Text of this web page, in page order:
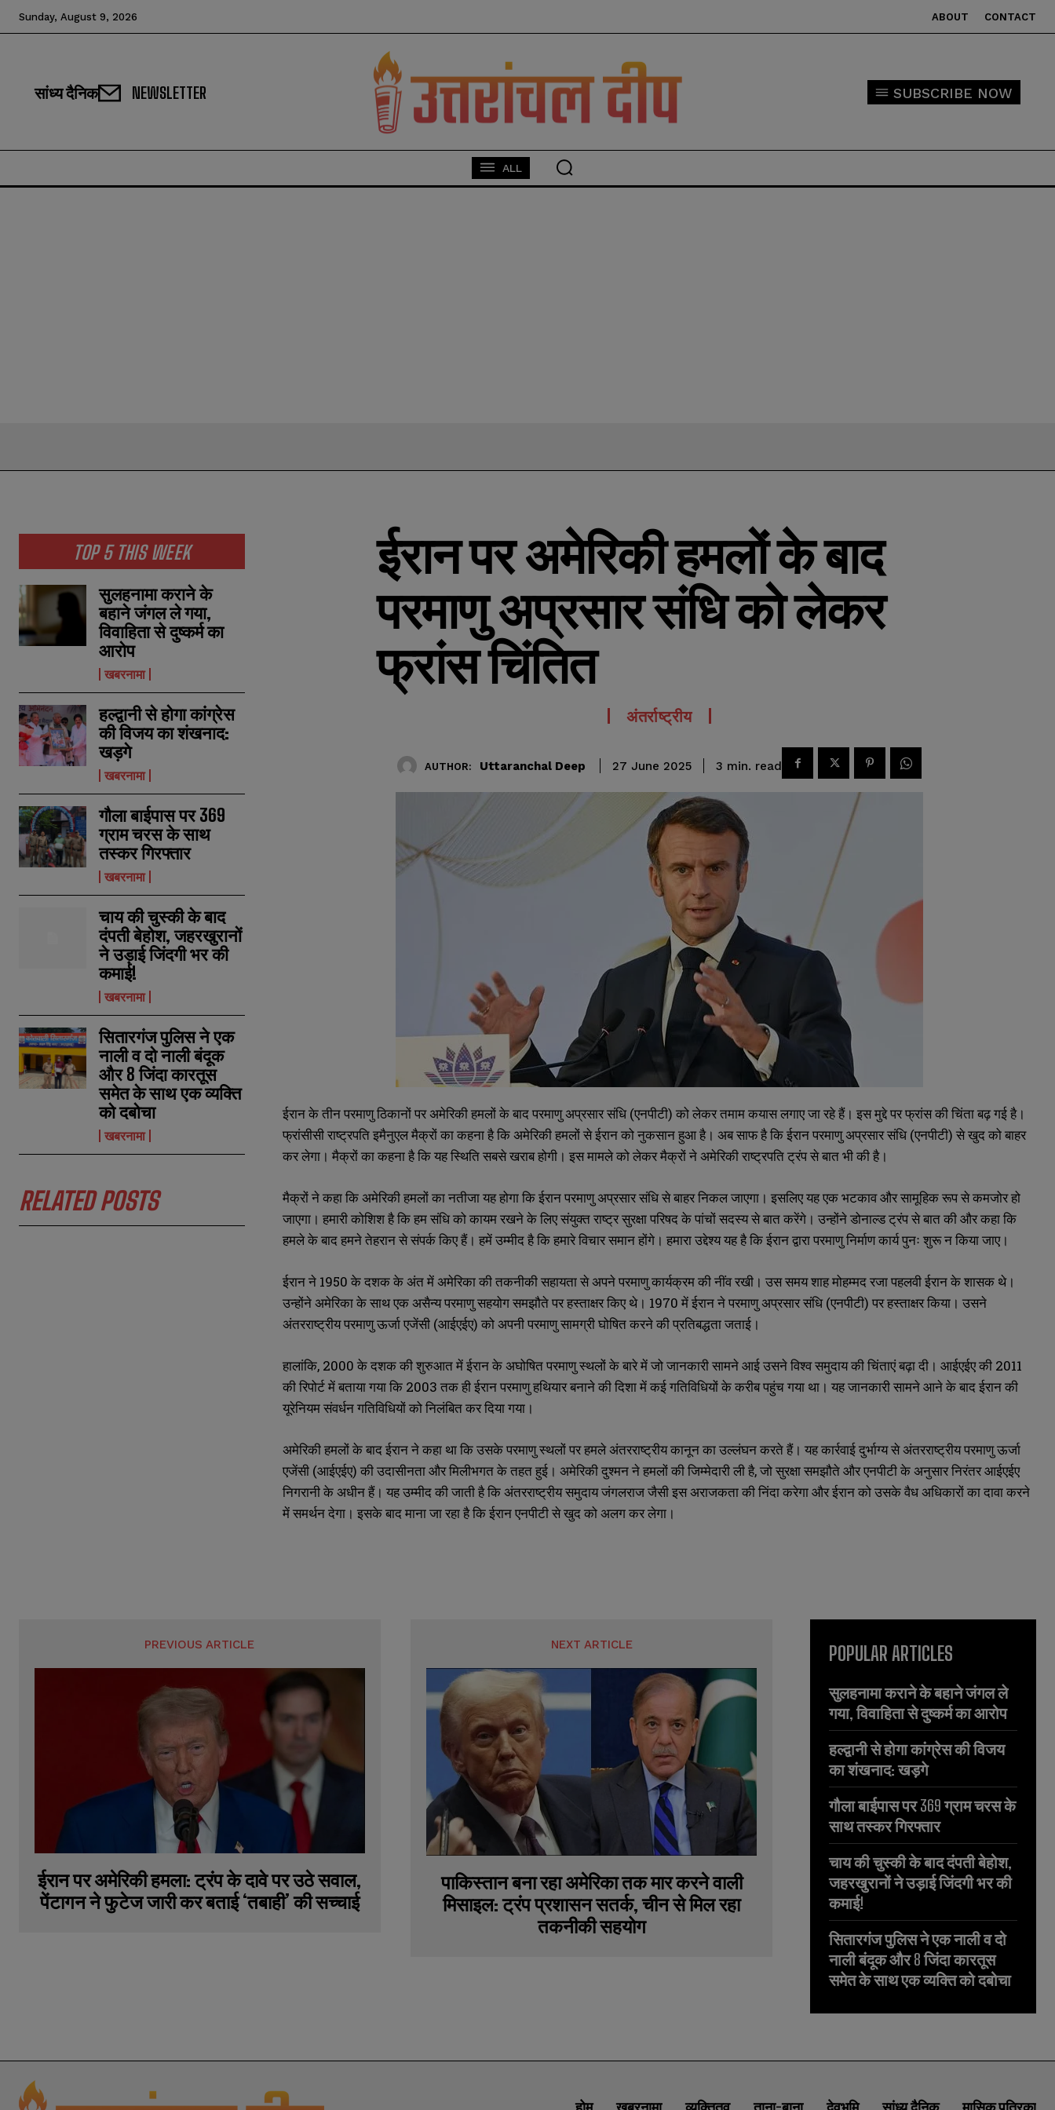
N
a
m
*
m
i
l
N
u
e
r
SUBMIT
N
a
m
*
m
i
l
N
u
e
r
SUBMIT
Sunday, August 9, 2026 ABOUT CONTACT
सांध्य दैनिक NEWSLETTER SUBSCRIBE NOW
ALL
TOP 5 THIS WEEK
सुलहनामा कराने के
बहाने जंगल ले गया,
विवाहिता से दुष्कर्म का
आरोप
खबरनामा
हल्द्वानी से होगा कांग्रेस
की विजय का शंखनाद:
खड़गे
खबरनामा
गौला बाईपास पर 369
ग्राम चरस के साथ
तस्कर गिरफ्तार
खबरनामा
चाय की चुस्की के बाद
दंपती बेहोश, जहरखुरानों
ने उड़ाई जिंदगी भर की
कमाई!
खबरनामा
सितारगंज पुलिस ने एक
नाली व दो नाली बंदूक
और 8 जिंदा कारतूस
समेत के साथ एक व्यक्ति
को दबोचा
खबरनामा
RELATED POSTS
ईरान पर अमेरिकी हमलों के बाद
परमाणु अप्रसार संधि को लेकर
फ्रांस चिंतित
अंतर्राष्ट्रीय
AUTHOR: Uttaranchal Deep 27 June 2025 3 min. read
ईरान के तीन परमाणु ठिकानों पर अमेरिकी हमलों के बाद परमाणु अप्रसार संधि (एनपीटी) को लेकर तमाम कयास लगाए जा रहे हैं। इस मुद्दे पर फ्रांस की चिंता बढ़ गई है।
फ्रांसीसी राष्ट्रपति इमैनुएल मैक्रों का कहना है कि अमेरिकी हमलों से ईरान को नुकसान हुआ है। अब साफ है कि ईरान परमाणु अप्रसार संधि (एनपीटी) से खुद को बाहर
कर लेगा। मैक्रों का कहना है कि यह स्थिति सबसे खराब होगी। इस मामले को लेकर मैक्रों ने अमेरिकी राष्ट्रपति ट्रंप से बात भी की है।
मैक्रों ने कहा कि अमेरिकी हमलों का नतीजा यह होगा कि ईरान परमाणु अप्रसार संधि से बाहर निकल जाएगा। इसलिए यह एक भटकाव और सामूहिक रूप से कमजोर हो
जाएगा। हमारी कोशिश है कि हम संधि को कायम रखने के लिए संयुक्त राष्ट्र सुरक्षा परिषद के पांचों सदस्य से बात करेंगे। उन्होंने डोनाल्ड ट्रंप से बात की और कहा कि
हमले के बाद हमने तेहरान से संपर्क किए हैं। हमें उम्मीद है कि हमारे विचार समान होंगे। हमारा उद्देश्य यह है कि ईरान द्वारा परमाणु निर्माण कार्य पुनः शुरू न किया जाए।
ईरान ने 1950 के दशक के अंत में अमेरिका की तकनीकी सहायता से अपने परमाणु कार्यक्रम की नींव रखी। उस समय शाह मोहम्मद रजा पहलवी ईरान के शासक थे।
उन्होंने अमेरिका के साथ एक असैन्य परमाणु सहयोग समझौते पर हस्ताक्षर किए थे। 1970 में ईरान ने परमाणु अप्रसार संधि (एनपीटी) पर हस्ताक्षर किया। उसने
अंतरराष्ट्रीय परमाणु ऊर्जा एजेंसी (आईएईए) को अपनी परमाणु सामग्री घोषित करने की प्रतिबद्धता जताई।
हालांकि, 2000 के दशक की शुरुआत में ईरान के अघोषित परमाणु स्थलों के बारे में जो जानकारी सामने आई उसने विश्व समुदाय की चिंताएं बढ़ा दी। आईएईए की 2011
की रिपोर्ट में बताया गया कि 2003 तक ही ईरान परमाणु हथियार बनाने की दिशा में कई गतिविधियों के करीब पहुंच गया था। यह जानकारी सामने आने के बाद ईरान की
यूरेनियम संवर्धन गतिविधियों को निलंबित कर दिया गया।
अमेरिकी हमलों के बाद ईरान ने कहा था कि उसके परमाणु स्थलों पर हमले अंतरराष्ट्रीय कानून का उल्लंघन करते हैं। यह कार्रवाई दुर्भाग्य से अंतरराष्ट्रीय परमाणु ऊर्जा
एजेंसी (आईएईए) की उदासीनता और मिलीभगत के तहत हुई। अमेरिकी दुश्मन ने हमलों की जिम्मेदारी ली है, जो सुरक्षा समझौते और एनपीटी के अनुसार निरंतर आईएईए
निगरानी के अधीन हैं। यह उम्मीद की जाती है कि अंतरराष्ट्रीय समुदाय जंगलराज जैसी इस अराजकता की निंदा करेगा और ईरान को उसके वैध अधिकारों का दावा करने
में समर्थन देगा। इसके बाद माना जा रहा है कि ईरान एनपीटी से खुद को अलग कर लेगा।
PREVIOUS ARTICLE
ईरान पर अमेरिकी हमला: ट्रंप के दावे पर उठे सवाल,
पेंटागन ने फुटेज जारी कर बताई ‘तबाही’ की सच्चाई
NEXT ARTICLE
पाकिस्तान बना रहा अमेरिका तक मार करने वाली
मिसाइल: ट्रंप प्रशासन सतर्क, चीन से मिल रहा
तकनीकी सहयोग
POPULAR ARTICLES
सुलहनामा कराने के बहाने जंगल ले
गया, विवाहिता से दुष्कर्म का आरोप
हल्द्वानी से होगा कांग्रेस की विजय
का शंखनाद: खड़गे
गौला बाईपास पर 369 ग्राम चरस के
साथ तस्कर गिरफ्तार
चाय की चुस्की के बाद दंपती बेहोश,
जहरखुरानों ने उड़ाई जिंदगी भर की
कमाई!
सितारगंज पुलिस ने एक नाली व दो
नाली बंदूक और 8 जिंदा कारतूस
समेत के साथ एक व्यक्ति को दबोचा